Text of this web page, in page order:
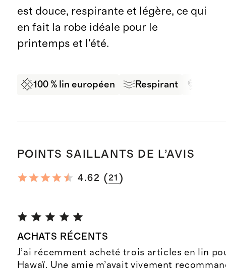
est douce, respirante et légère, ce qui
en fait la robe idéale pour le
printemps et l'été.
100 % lin européen Respirant
POINTS SAILLANTS DE L’AVIS
4.62 ( 21 )
ACHATS RÉCENTS
J’ai récemment acheté trois articles en lin
Hawaï. Une amie m’avait vivement